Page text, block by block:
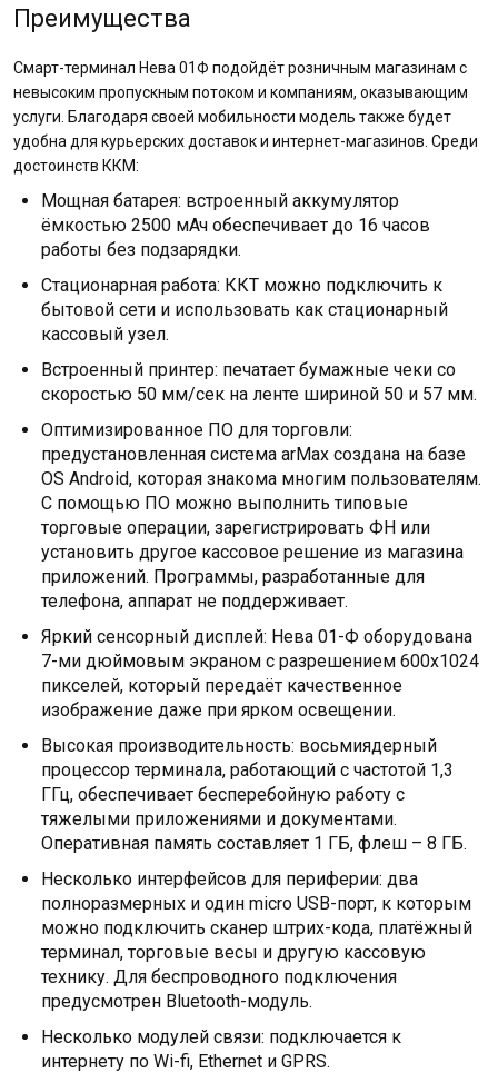
Преимущества
Смарт-терминал Нева 01Ф подойдёт розничным магазинам с
невысоким пропускным потоком и компаниям, оказывающим
услуги. Благодаря своей мобильности модель также будет
удобна для курьерских доставок и интернет-магазинов. Среди
достоинств ККМ:
Мощная батарея: встроенный аккумулятор
ёмкостью 2500 мАч обеспечивает до 16 часов
работы без подзарядки.
Стационарная работа: ККТ можно подключить к
бытовой сети и использовать как стационарный
кассовый узел.
Встроенный принтер: печатает бумажные чеки со
скоростью 50 мм/сек на ленте шириной 50 и 57 мм.
Оптимизированное ПО для торговли:
предустановленная система arMax создана на базе
OS Android, которая знакома многим пользователям.
С помощью ПО можно выполнить типовые
торговые операции, зарегистрировать ФН или
установить другое кассовое решение из магазина
приложений. Программы, разработанные для
телефона, аппарат не поддерживает.
Яркий сенсорный дисплей: Нева 01-Ф оборудована
7-ми дюймовым экраном с разрешением 600х1024
пикселей, который передаёт качественное
изображение даже при ярком освещении.
Высокая производительность: восьмиядерный
процессор терминала, работающий с частотой 1,3
ГГц, обеспечивает бесперебойную работу с
тяжелыми приложениями и документами.
Оперативная память составляет 1 ГБ, флеш – 8 ГБ.
Несколько интерфейсов для периферии: два
полноразмерных и один micro USB-порт, к которым
можно подключить сканер штрих-кода, платёжный
терминал, торговые весы и другую кассовую
технику. Для беспроводного подключения
предусмотрен Bluetooth-модуль.
Несколько модулей связи: подключается к
интернету по Wi-fi, Ethernet и GPRS.